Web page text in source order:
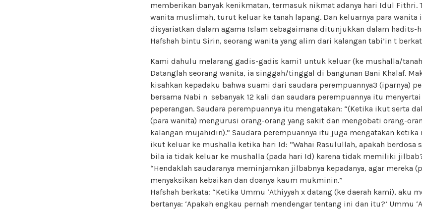
memberikan banyak kenikmatan, termasuk nikmat adanya hari Idul Fithri.
wanita muslimah, turut keluar ke tanah lapang. Dan keluarnya para wanita
disyariatkan dalam agama Islam sebagaimana ditunjukkan dalam hadits-
Hafshah bintu Sirin, seorang wanita yang alim dari kalangan tabi’in t
Kami dahulu melarang gadis-gadis kami1 untuk keluar (ke mushalla/
Datanglah seorang wanita, ia singgah/tinggal di bangunan Bani Khalaf.
kisahkan kepadaku bahwa suami dari saudara perempuannya3 (iparnya)
bersama Nabi n sebanyak 12 kali dan saudara perempuannya itu
peperangan. Saudara perempuannya itu mengatakan: “(Ketika ikut serta
(para wanita) mengurusi orang-orang yang sakit dan mengobati orang-
kalangan mujahidin).” Saudara perempuannya itu juga mengatakan
ikut keluar ke mushalla ketika hari Id: “Wahai Rasulullah, apakah berdosa
bila ia tidak keluar ke mushalla (pada hari Id) karena tidak memiliki
“Hendaklah saudaranya meminjamkan jilbabnya kepadanya, agar mereka
menyaksikan kebaikan dan doanya kaum mukminin.”
Hafshah berkata: “Ketika Ummu ‘Athiyyah x datang (ke daerah kami), aku
bertanya: ‘Apakah engkau pernah mendengar tentang ini dan itu?’ Ummu